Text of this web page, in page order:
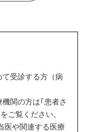
受診する方（病
関の方は｢患者さ
ご覧ください。
医や関連する医療